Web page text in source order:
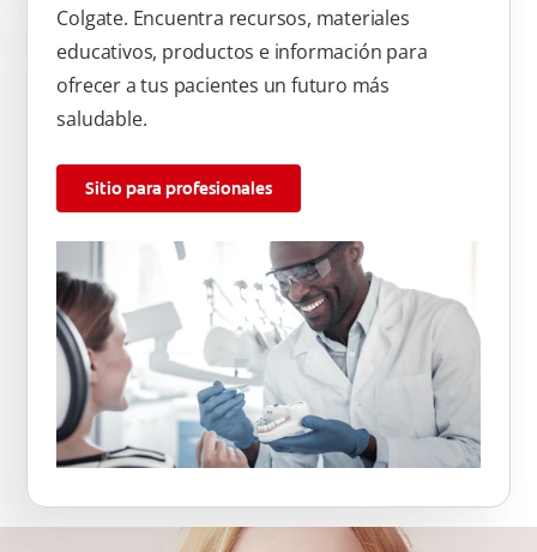
Colgate. Encuentra recursos, materiales
educativos, productos e información para
ofrecer a tus pacientes un futuro más
saludable.
Sitio para profesionales